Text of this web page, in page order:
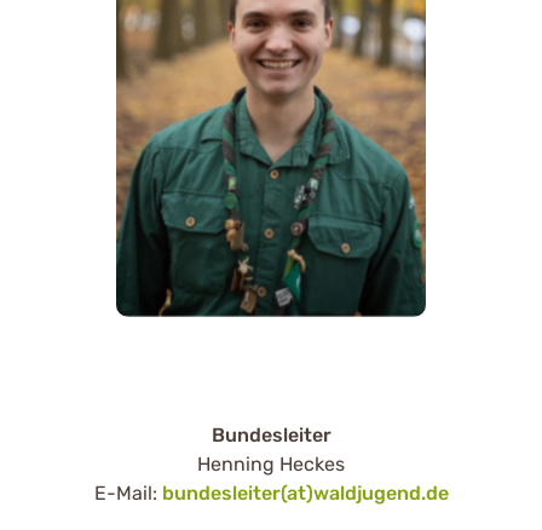
Bundesleiter
Henning Heckes
E-Mail: bundesleiter(at)waldjugend.de